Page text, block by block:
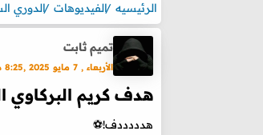
الرئيسيه الفيديوهات الدوري
تميم ثابت
الأربعاء , 7 مايو 2025 ,8:25 م
هدف كريم البركاوي
هدددددف!⚽